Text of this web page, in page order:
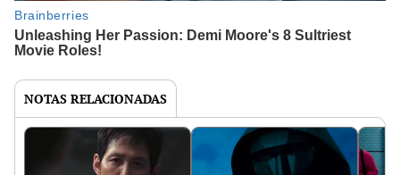
NOTAS RELACIONADAS